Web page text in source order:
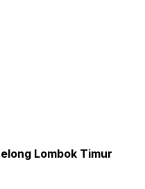
Lombok Timur